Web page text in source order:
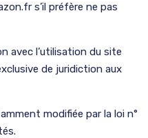
s’il préfère ne pas
avec l’utilisation du site
de juridiction aux
modifiée par la loi n°